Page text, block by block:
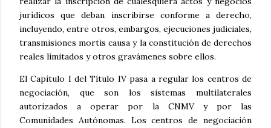
jurídicos que deban inscribirse conforme a derecho,
incluyendo, entre otros, embargos, ejecuciones judiciales,
transmisiones mortis causa y la constitución de derechos
reales limitados y otros gravámenes sobre ellos.
El Capítulo I del Título IV pasa a regular los centros de
negociación, que son los sistemas multilaterales
autorizados a operar por la CNMV y por las
Comunidades Autónomas. Los centros de negociación